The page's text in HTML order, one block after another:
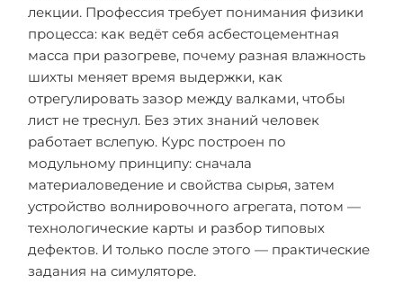
лекции. Профессия требует понимания физики
процесса: как ведёт себя асбестоцементная
масса при разогреве, почему разная влажность
шихты меняет время выдержки, как
отрегулировать зазор между валками, чтобы
лист не треснул. Без этих знаний человек
работает вслепую. Курс построен по
модульному принципу: сначала
материаловедение и свойства сырья, затем
устройство волнировочного агрегата, потом —
технологические карты и разбор типовых
дефектов. И только после этого — практические
задания на симуляторе.